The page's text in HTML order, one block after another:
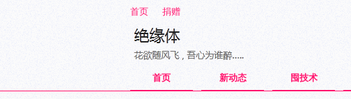
首页 捐赠
首页 新动态 囤技术